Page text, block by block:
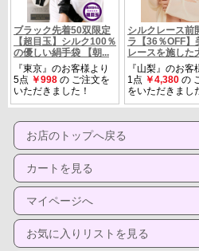
お店のトップへ戻る
カートを見る
マイページへ
お気に入りリストを見る